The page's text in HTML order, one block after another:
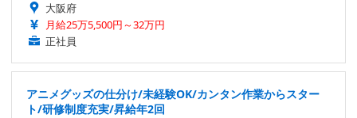
大阪府
月給25万5,500円～32万円
正社員
アニメグッズの仕分け/未経験OK/カンタン作業からスター
ト/研修制度充実/昇給年2回